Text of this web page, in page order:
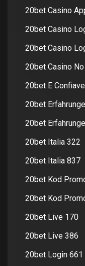
20bet Casino
20bet Casino
20bet Casino
20bet Casino
20bet E
20bet
20bet
20bet Italia 322
20bet Italia 837
20bet Kod
20bet Kod
20bet Live 170
20bet Live 386
20bet Login 661